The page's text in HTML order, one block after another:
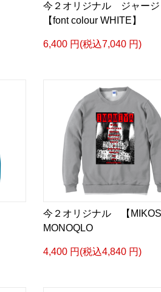
今２オリジナル ジャー
【font colour WHITE】
6,400 円(税込7,040 円)
今２オリジナル 【
MONOQLO
4,400 円(税込4,840 円)